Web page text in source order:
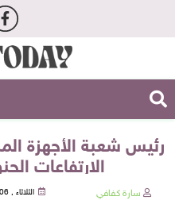
رئيس شعبة الأجهزة
الارتفاعات
سارة كفافي الثلاثاء , 06-02-2024